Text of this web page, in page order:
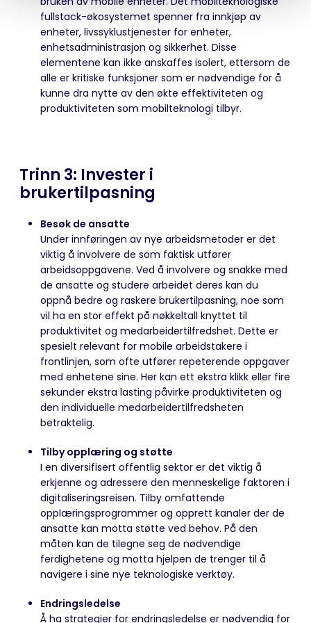
fullstack-økosystemet spenner fra innkjøp av
enheter, livssyklustjenester for enheter,
enhetsadministrasjon og sikkerhet. Disse
elementene kan ikke anskaffes isolert, ettersom de
alle er kritiske funksjoner som er nødvendige for å
kunne dra nytte av den økte effektiviteten og
produktiviteten som mobilteknologi tilbyr.
Trinn 3: Invester i
brukertilpasning
Besøk de ansatte
Under innføringen av nye arbeidsmetoder er det
viktig å involvere de som faktisk utfører
arbeidsoppgavene. Ved å involvere og snakke med
de ansatte og studere arbeidet deres kan du
oppnå bedre og raskere brukertilpasning, noe som
vil ha en stor effekt på nøkkeltall knyttet til
produktivitet og medarbeidertilfredshet. Dette er
spesielt relevant for mobile arbeidstakere i
frontlinjen, som ofte utfører repeterende oppgaver
med enhetene sine. Her kan ett ekstra klikk eller fire
sekunder ekstra lasting påvirke produktiviteten og
den individuelle medarbeidertilfredsheten
betraktelig.
Tilby opplæring og støtte
I en diversifisert offentlig sektor er det viktig å
erkjenne og adressere den menneskelige faktoren i
digitaliseringsreisen. Tilby omfattende
opplæringsprogrammer og opprett kanaler der de
ansatte kan motta støtte ved behov. På den
måten kan de tilegne seg de nødvendige
ferdighetene og motta hjelpen de trenger til å
navigere i sine nye teknologiske verktøy.
Endringsledelse
Å ha strategier for endringsledelse er nødvendig for